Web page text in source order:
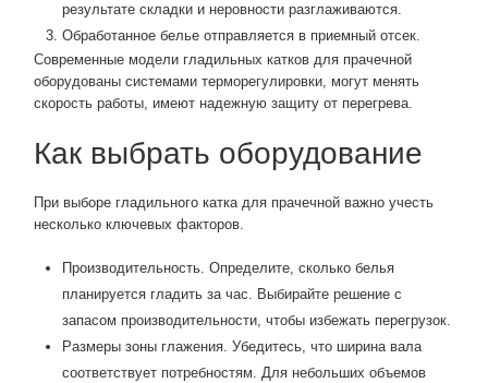
результате складки и неровности разглаживаются.
Обработанное белье отправляется в приемный отсек.
Современные модели гладильных катков для прачечной
оборудованы системами терморегулировки, могут менять
скорость работы, имеют надежную защиту от перегрева.
Как выбрать оборудование
При выборе гладильного катка для прачечной важно учесть
несколько ключевых факторов.
Производительность. Определите, сколько белья
планируется гладить за час. Выбирайте решение с
запасом производительности, чтобы избежать перегрузок.
Размеры зоны глажения. Убедитесь, что ширина вала
соответствует потребностям. Для небольших объемов